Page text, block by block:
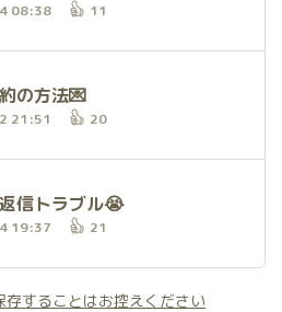
08:38 11
の方法💌
21:51 20
信トラブル😭
19:37 21
存することはお控えください